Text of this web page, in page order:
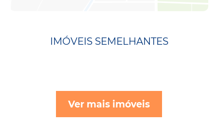
IMÓVEIS SEMELHANTES
Ver mais imóveis